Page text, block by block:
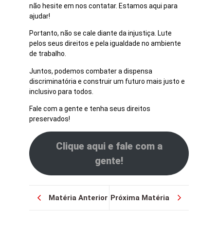
não hesite em nos contatar. Estamos aqui para
ajudar!
Portanto, não se cale diante da injustiça. Lute
pelos seus direitos e pela igualdade no ambiente
de trabalho.
Juntos, podemos combater a dispensa
discriminatória e construir um futuro mais justo e
inclusivo para todos.
Fale com a gente e tenha seus direitos
preservados!
Clique aqui e fale com a
gente!
Matéria Anterior Próxima Matéria